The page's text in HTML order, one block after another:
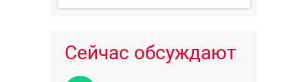
Сейчас обсуждают